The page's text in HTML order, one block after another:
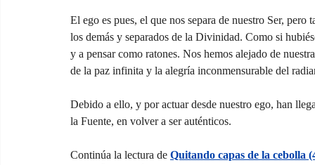
El ego es pues, el que nos separa de nuestro Ser,
los demás y separados de la Divinidad. Como si
y a pensar como ratones. Nos hemos alejado de
de la paz infinita y la alegría inconmensurable del
Debido a ello, y por actuar desde nuestro ego, han
la Fuente, en volver a ser auténticos.
Continúa la lectura de Quitando capas de la cebolla